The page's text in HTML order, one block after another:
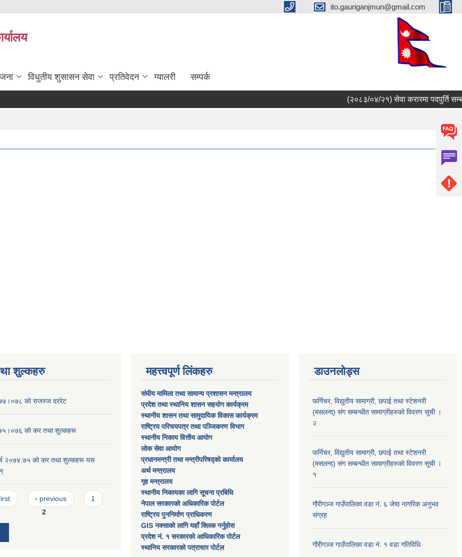
ito.gauriganjmun@gmail.com
विधुतीय शुसासन सेवा प्रतिवेदन ग्यालरी सम्पर्क
(२०८३/०४/२१) सेवा करारमा पदपुर्ति
शुल्कहरु
काे राजस्ज दररेट
काे कर तथा शुल्कहरू
२०७४.७५ काे कर तथा शुल्कहरू यस
‹ previous
1
2
महत्त्वपूर्ण लिंकहरु
संघीय मामिला तथा सामान्य प्रशासन मन्त्रालय
प्रदेश तथा स्थानिय शासन सहयोग कार्यक्रम
स्थानीय शासन तथा सामुदायिक विकास कार्यक्रम
राष्ट्रिय परिचयपत्र तथा पञ्जिकरण विभाग
स्थानीय निकाय वित्तीय आयोग
लोक सेवा आयोग
प्रधानमन्त्री तथा मन्त्रीपरिषद्को कार्यालय
अर्थ मन्त्रालय
गृह मन्त्रालय
स्थानीय निकायका लागि सूचना प्रबिधि
नेपाल सरकारको अधिकारिक पोर्टल
राष्ट्रिय पुननिर्माण प्राधिकरण
GIS नक्साको लागि यहाँ क्लिक गर्नुहोस
प्रदेश नं. १ सरकारको आधिकारिक पोर्टल
स्थानिय सरकारको पत्राचार पोर्टल
डाउनलोड्स
फर्निचर, विद्युतीय सामाग्री, छपाई तथा स्टेशनरी
(मसलन्द) संग सम्बन्धीत सामाग्रीहरुको विवरण सूची ।
२
फर्निचर, विद्युतीय सामाग्री, छपाई तथा स्टेशनरी
(मसलन्द) संग सम्बन्धीत सामाग्रीहरुको विवरण सूची ।
१
गौरीगञ्‍ज गाउँपालिका वडा नं. ६ जेष्ठ नागरिक अनुभव
संग्रह
गौरीगञ्‍ज गाउँपालिका वडा नं. १ वडा गतिविधि